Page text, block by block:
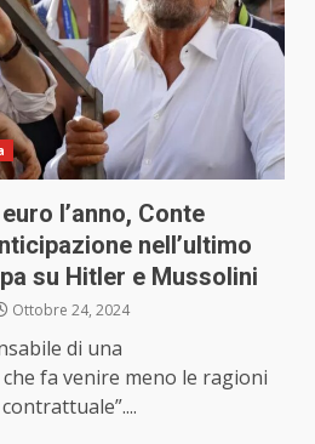
l’anno, Conte
nell’ultimo
su Hitler e Mussolini
Ottobre 24, 2024
di una
fa venire meno le ragioni